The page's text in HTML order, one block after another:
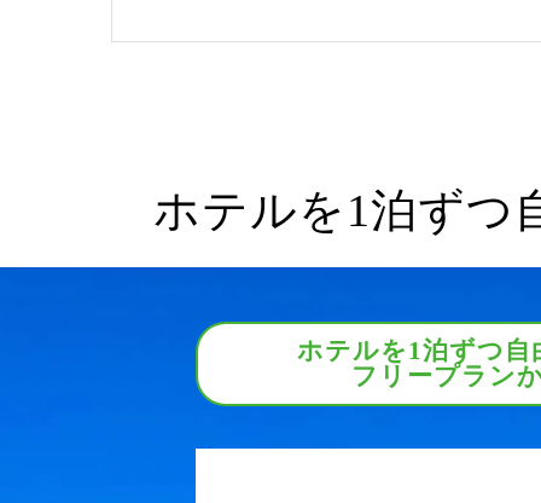
ホテルを1泊ずつ
ホテルを1泊ずつ自
フリープラン